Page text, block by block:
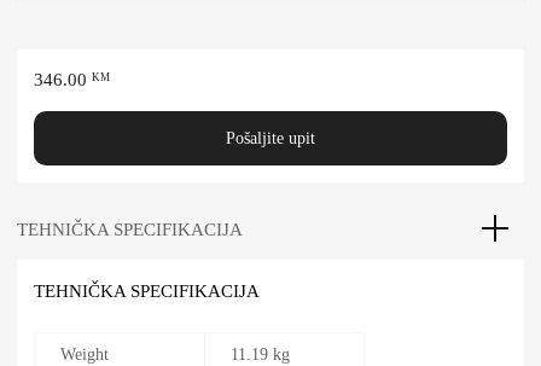
346.00 KM
Pošaljite upit
TEHNIČKA SPECIFIKACIJA
TEHNIČKA SPECIFIKACIJA
Weight 11.19 kg